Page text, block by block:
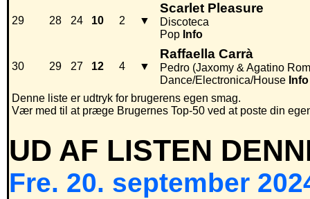
29 28 24 10 2 ▼
Scarlet Pleasure
Discoteca
Pop Info
30 29 27 12 4 ▼
Raffaella Carrà
Pedro (Jaxomy & Agatino
Dance/Electronica/House Info
Denne liste er udtryk for brugerens egen smag.
Vær med til at præge Brugernes Top-50 ved at poste din
UD AF LISTEN
Fre. 20. september